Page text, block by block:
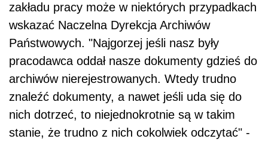
zakładu pracy może w niektórych przypadkach
wskazać Naczelna Dyrekcja Archiwów
Państwowych. "Najgorzej jeśli nasz były
pracodawca oddał nasze dokumenty gdzieś do
archiwów nierejestrowanych. Wtedy trudno
znaleźć dokumenty, a nawet jeśli uda się do
nich dotrzeć, to niejednokrotnie są w takim
stanie, że trudno z nich cokolwiek odczytać" -